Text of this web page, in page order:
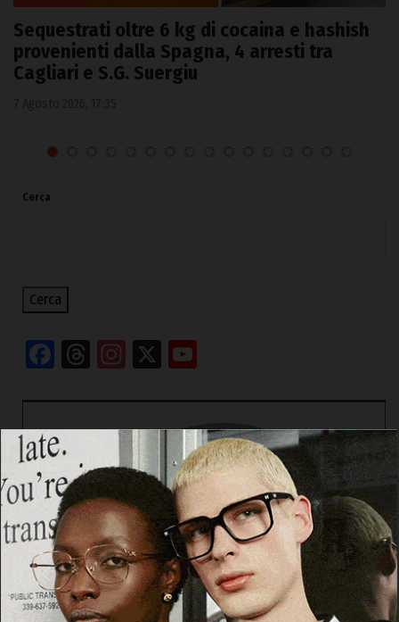
Sequestrati oltre 6 kg di cocaina e hashish
provenienti dalla Spagna, 4 arresti tra
Cagliari e S.G. Suergiu
Cerca
Cerca
Facebook
Threads
Instagram
X